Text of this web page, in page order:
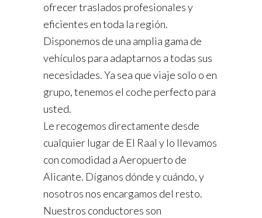
ofrecer traslados profesionales y
eficientes en toda la región.
Disponemos de una amplia gama de
vehículos para adaptarnos a todas sus
necesidades. Ya sea que viaje solo o en
grupo, tenemos el coche perfecto para
usted.
Le recogemos directamente desde
cualquier lugar de El Raal y lo llevamos
con comodidad a Aeropuerto de
Alicante. Díganos dónde y cuándo, y
nosotros nos encargamos del resto.
Nuestros conductores son